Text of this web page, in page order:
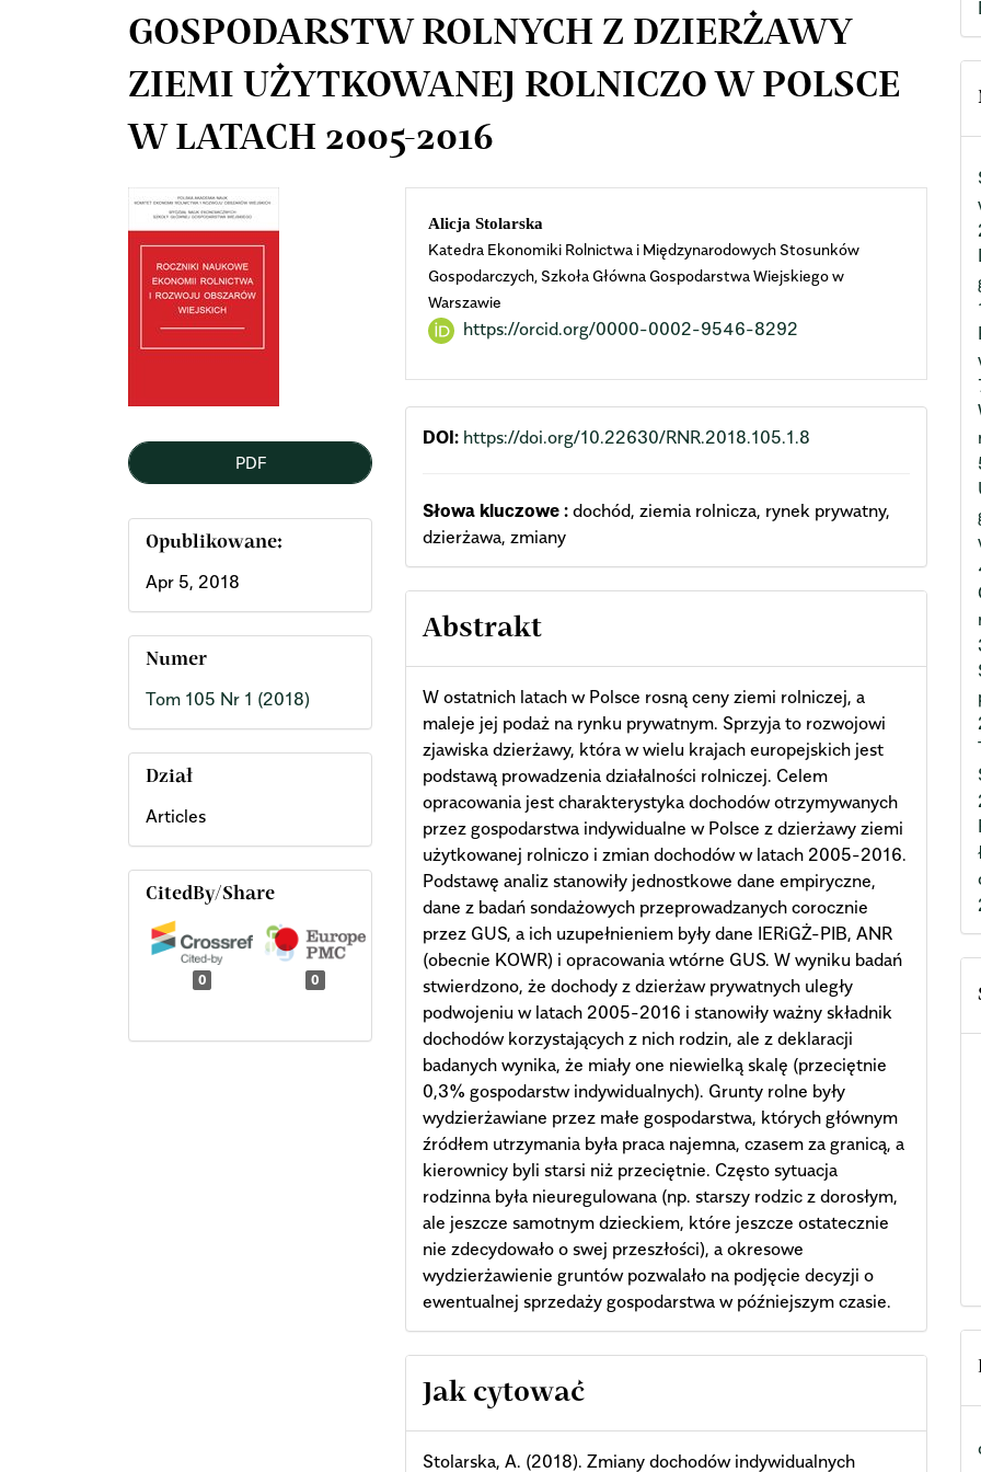
GOSPODARSTW ROLNYCH Z DZIERŻAWY
ZIEMI UŻYTKOWANEJ ROLNICZO W POLSCE
W LATACH 2005-2016
Article
Sidebar
PDF
Opublikowane:
Apr 5, 2018
Numer
Tom 105 Nr 1 (2018)
Dział
Articles
CitedBy/Share
0 0
Main
Article
Content
Alicja Stolarska
Katedra Ekonomiki Rolnictwa i Międzynarodowych Stosunków
Gospodarczych, Szkoła Główna Gospodarstwa Wiejskiego w
Warszawie
https://orcid.org/0000-0002-9546-8292
DOI: https://doi.org/10.22630/RNR.2018.105.1.8
Słowa kluczowe : dochód, ziemia rolnicza, rynek prywatny,
dzierżawa, zmiany
Abstrakt
W ostatnich latach w Polsce rosną ceny ziemi rolniczej, a
maleje jej podaż na rynku prywatnym. Sprzyja to rozwojowi
zjawiska dzierżawy, która w wielu krajach europejskich jest
podstawą prowadzenia działalności rolniczej. Celem
opracowania jest charakterystyka dochodów otrzymywanych
przez gospodarstwa indywidualne w Polsce z dzierżawy ziemi
użytkowanej rolniczo i zmian dochodów w latach 2005-2016.
Podstawę analiz stanowiły jednostkowe dane empiryczne,
dane z badań sondażowych przeprowadzanych corocznie
przez GUS, a ich uzupełnieniem były dane IERiGŻ-PIB, ANR
(obecnie KOWR) i opracowania wtórne GUS. W wyniku badań
stwierdzono, że dochody z dzierżaw prywatnych uległy
podwojeniu w latach 2005-2016 i stanowiły ważny składnik
dochodów korzystających z nich rodzin, ale z deklaracji
badanych wynika, że miały one niewielką skalę (przeciętnie
0,3% gospodarstw indywidualnych). Grunty rolne były
wydzierżawiane przez małe gospodarstwa, których głównym
źródłem utrzymania była praca najemna, czasem za granicą, a
kierownicy byli starsi niż przeciętnie. Często sytuacja
rodzinna była nieuregulowana (np. starszy rodzic z dorosłym,
ale jeszcze samotnym dzieckiem, które jeszcze ostatecznie
nie zdecydowało o swej przeszłości), a okresowe
wydzierżawienie gruntów pozwalało na podjęcie decyzji o
ewentualnej sprzedaży gospodarstwa w późniejszym czasie.
Article
Details
Jak cytować
Stolarska, A. (2018). Zmiany dochodów indywidualnych